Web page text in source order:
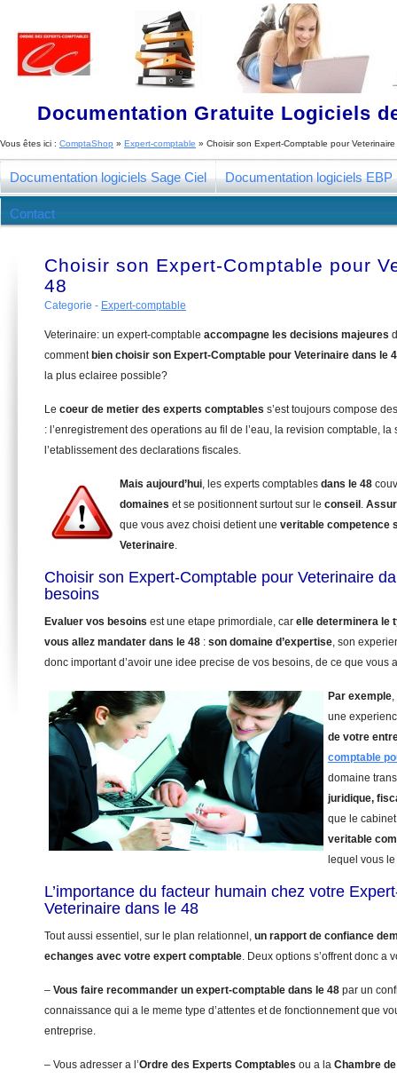
Documentation Gratuite Logiciels
Vous êtes ici : ComptaShop » Expert-comptable » Choisir son Expert-Comptable pour
Documentation logiciels Sage Ciel Documentation logiciels EBP
Contact
Choisir son Expert-Comptable pour
48
Categorie - Expert-comptable
Veterinaire: un expert-comptable accompagne les decisions majeures
comment bien choisir son Expert-Comptable pour Veterinaire dans le
la plus eclairee possible?
Le coeur de metier des experts comptables s’est toujours compose
: l’enregistrement des operations au fil de l’eau, la revision comptable, la
l’etablissement des declarations fiscales.
Mais aujourd’hui, les experts comptables dans le 48
domaines et se positionnent surtout sur le conseil .
que vous avez choisi detient une veritable competence
Veterinaire.
Choisir son Expert-Comptable pour Veterinaire
besoins
Evaluer vos besoins est une etape primordiale, car elle determinera le
vous allez mandater dans le 48 : son domaine d’expertise, son
donc important d’avoir une idee precise de vos besoins, de ce que vous
Par exemple
une
de votre
comptable
domaine
juridique,
que le
veritable
lequel vous
L’importance du facteur humain chez votre
Veterinaire dans le 48
Tout aussi essentiel, sur le plan relationnel, un rapport de confiance
echanges avec votre expert comptable. Deux options s’offrent donc a
– Vous faire recommander un expert-comptable dans le 48 par un
connaissance qui a le meme type d’attentes et de fonctionnement que
entreprise.
– Vous adresser a l’Ordre des Experts Comptables ou a la Chambre